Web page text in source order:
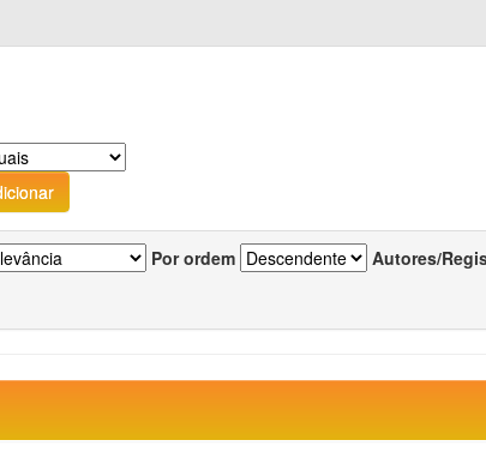
Por ordem Autores/